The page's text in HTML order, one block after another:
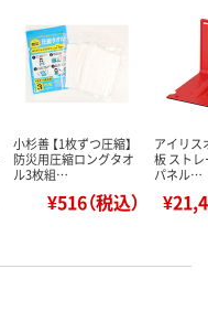
小杉善 【1枚ずつ圧縮】
防災用圧縮ロングタオ
ル3枚組…
¥516（税込）
アイリス
板 スト
パネル…